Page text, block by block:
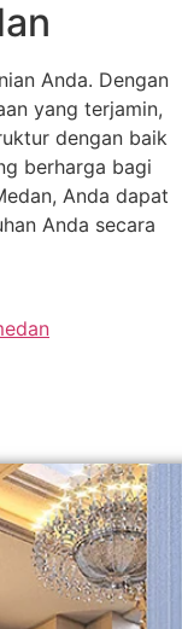
Anda. Dengan
yang terjamin,
dengan baik
berharga bagi
Anda dapat
Anda secara